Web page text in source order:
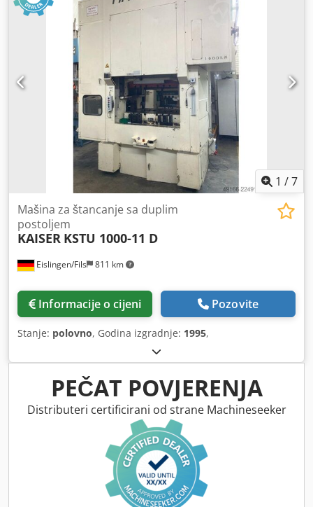
1 /7
Eislingen/Fils 811 km
Mašina za štancanje sa duplim
postoljem
KAISER KSTU 1000-11 D
Informacije o cijeni Pozovite
Stanje: polovno, Godina izgradnje: 1995,
PEČAT POVJERENJA
Distributeri certificirani od strane Machineseeker